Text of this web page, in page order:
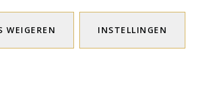
of a
WEIGEREN INSTELLINGEN